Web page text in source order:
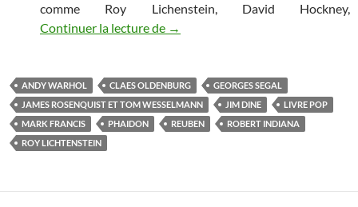
comme Roy Lichenstein, David Hockney,
Continuer la lecture de LE POP ART, UN ART PAS SI POP
→
ANDY WARHOL CLAES OLDENBURG
GEORGES SEGAL
JAMES ROSENQUIST ET TOM WESSELMANN
JIM DINE
LIVRE POP
MARK FRANCIS
PHAIDON REUBEN
ROBERT INDIANA
ROY LICHTENSTEIN